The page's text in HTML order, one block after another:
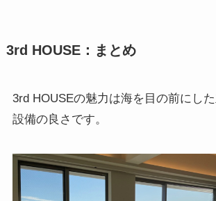
3rd HOUSE：まとめ
3rd HOUSEの魅力は海を目の前にし
設備の良さです。